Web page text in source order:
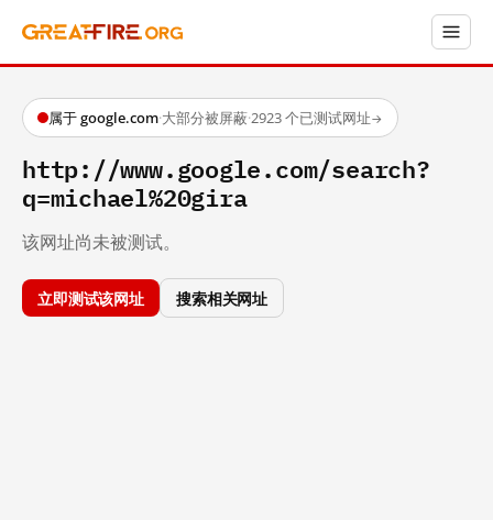
属于 google.com·大部分被屏蔽·2923 个已测试网址→
http://www.google.com/search?
q=michael%20gira
该网址尚未被测试。
立即测试该网址 搜索相关网址